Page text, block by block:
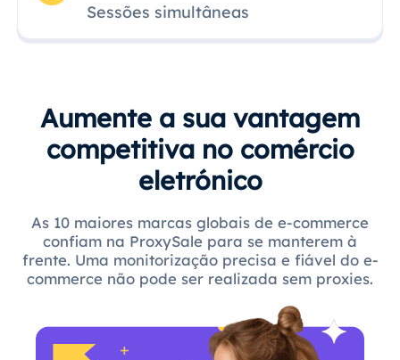
Sessões simultâneas
Aumente a sua vantagem
competitiva no comércio
eletrónico
As 10 maiores marcas globais de e-commerce
confiam na ProxySale para se manterem à
frente. Uma monitorização precisa e fiável do e-
commerce não pode ser realizada sem proxies.